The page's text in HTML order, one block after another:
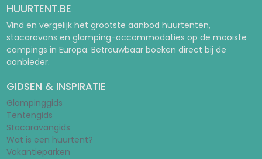
HUURTENT.BE
Vind en vergelijk het grootste aanbod huurtenten,
stacaravans en glamping-accommodaties op de mooiste
campings in Europa. Betrouwbaar boeken direct bij de
aanbieder.
GIDSEN & INSPIRATIE
Glampinggids
Tentengids
Stacaravangids
Wat is een huurtent?
Vakantieparken